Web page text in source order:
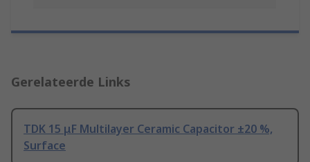
Gerelateerde Links
TDK 15 μF Multilayer Ceramic Capacitor ±20 %,
Surface